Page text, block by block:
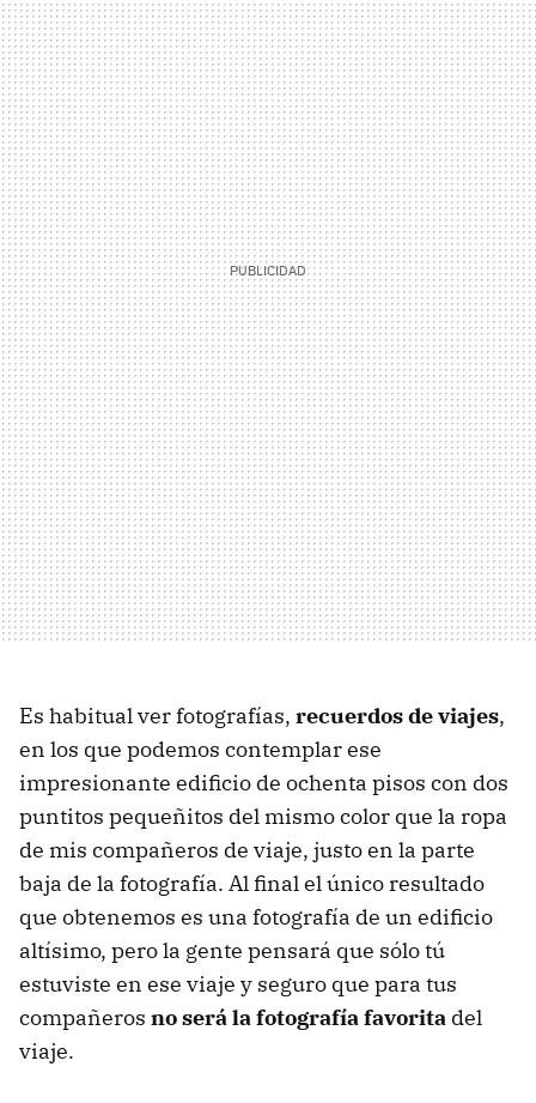
Es habitual ver fotografías, recuerdos de viajes,
en los que podemos contemplar ese
impresionante edificio de ochenta pisos con dos
puntitos pequeñitos del mismo color que la ropa
de mis compañeros de viaje, justo en la parte
baja de la fotografía. Al final el único resultado
que obtenemos es una fotografía de un edificio
altísimo, pero la gente pensará que sólo tú
estuviste en ese viaje y seguro que para tus
compañeros no será la fotografía favorita del
viaje.